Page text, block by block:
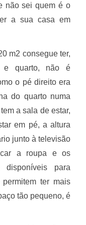
não sei quem é o
a sua casa em
m2 consegue ter,
e quarto, não é
o pé direito era
do quarto numa
a sala de estar,
em pé, a altura
junto à televisão
a roupa e os
disponíveis para
ter mais
tão pequeno, é